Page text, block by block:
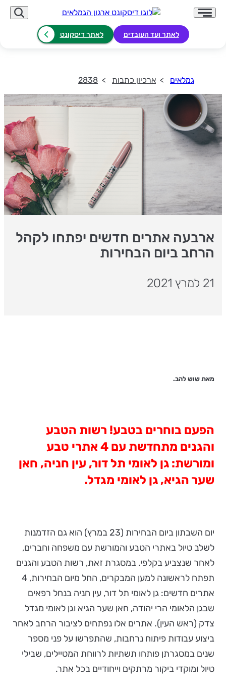
לאתר ועד העובדים לאתר דיסקונט
גמלאים ארכיון כתבות 2838
ארבעה אתרים חדשים יפתחו לקהל
הרחב ביום הבחירות
21 למרץ 2021
מאת שוש להב.
הפעם בוחרים בטבע! רשות הטבע
והגנים מתחדשת עם 4 אתרי טבע
ומורשת: גן לאומי תל דור, עין חניה, חאן
שער הגיא, גן לאומי מגדל.
יום השבתון ביום הבחירות (23 במרץ) הוא גם הזדמנות
לשלב טיול באתרי הטבע והמורשת עם משפחה וחברים,
לאחר שנצביע בקלפי. במסגרת זאת, רשות הטבע והגנים
תפתח לראשונה למען המבקרים, החל מיום הבחירות, 4
אתרים חדשים: גן לאומי תל דור, עין חניה בנחל רפאים
שבגן הלאומי הרי יהודה, חאן שער הגיא וגן לאומי מגדל
צדק (ראש העין). אתרים אלו נפתחים לציבור הרחב לאחר
ביצוע עבודות פיתוח נרחבות, שהתפרשו על פני מספר
שנים במסגרתן פותחו תשתיות לרווחת המטיילים, שבילי
טיול ומוקדי ביקור מרתקים וייחודיים בכל אתר.